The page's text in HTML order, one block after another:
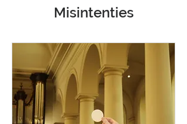
Misintenties